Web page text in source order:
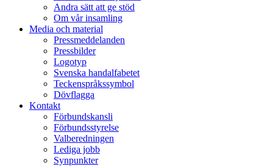
Andra sätt att ge stöd
Om vår insamling
Media och material
Pressmeddelanden
Pressbilder
Logotyp
Svenska handalfabetet
Teckenspråkssymbol
Dövflagga
Kontakt
Förbundskansli
Förbundsstyrelse
Valberedningen
Lediga jobb
Synpunkter